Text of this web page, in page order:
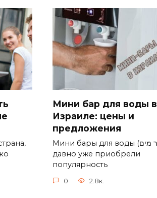
Мини бар для воды в
Израиле: цены и
предложения
Мини бары для воды (בר מים)
давно уже приобрели
популярность
0 2.8к.